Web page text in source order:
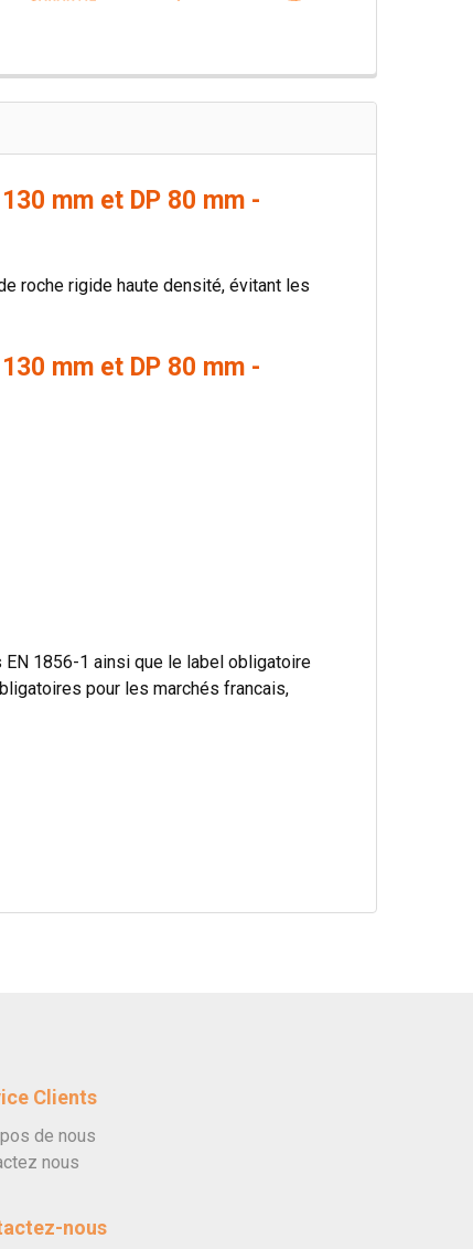
mm et DP 80 mm -
roche rigide haute densité, évitant les
mm et DP 80 mm -
1856-1 ainsi que le label obligatoire
pour les marchés francais,
Clients
de nous
nous
nous